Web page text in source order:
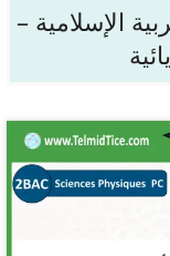
– الجزء 1 – التربية الإسلامية –